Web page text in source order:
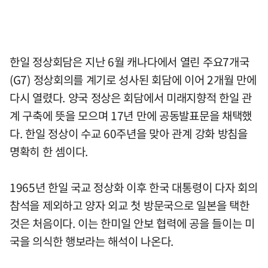
한일 정상회담은 지난 6월 캐나다에서 열린 주요7개국
(G7) 정상회의를 계기로 성사된 회담에 이어 2개월 만에
다시 열렸다. 양국 정상은 회담에서 미래지향적 한일 관
계 구축에 뜻을 모으며 17년 만에 공동발표문을 채택했
다. 한일 정상이 수교 60주년을 맞아 관계 강화 방침을
명확히 한 셈이다.
1965년 한일 국교 정상화 이후 한국 대통령이 다자 회의
참석을 제외하고 양자 외교 첫 방문국으로 일본을 택한
것은 처음이다. 이는 한미일 안보 협력에 공을 들이는 미
국을 의식한 행보라는 해석이 나온다.